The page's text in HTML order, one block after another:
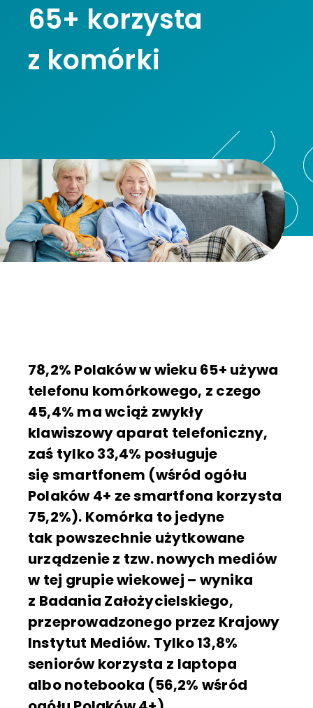
65+ korzysta
z komórki
78,2% Polaków w wieku 65+ używa
telefonu komórkowego, z czego
45,4% ma wciąż zwykły
klawiszowy aparat telefoniczny,
zaś tylko 33,4% posługuje
się smartfonem (wśród ogółu
Polaków 4+ ze smartfona korzysta
75,2%). Komórka to jedyne
tak powszechnie użytkowane
urządzenie z tzw. nowych mediów
w tej grupie wiekowej – wynika
z Badania Założycielskiego,
przeprowadzonego przez Krajowy
Instytut Mediów. Tylko 13,8%
seniorów korzysta z laptopa
albo notebooka (56,2% wśród